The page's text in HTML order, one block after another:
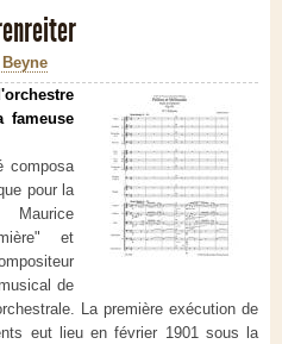
fameuse
composa
pour la
et
de
La première exécution de
eut lieu en février 1901 sous la